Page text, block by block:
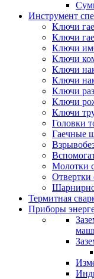
Инструмент
Ключи
Ключи
Ключи
Ключи
Ключи
Ключи
Ключи
Ключи
Ключи
Головки
Гаечные
Молотки
Отвертки
Термитная
Приборы